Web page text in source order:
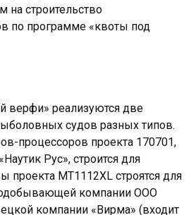
на строительство
по программе «квоты под
верфи» реализуются две
судов разных типов.
процессоров проекта 170701,
Рус», строится для
проекта МT1112XL строятся для
компании ООО
компании «Вирма» (входит